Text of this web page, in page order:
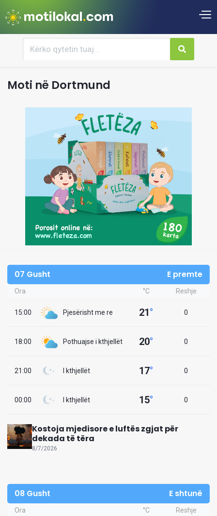
Moti në Dortmund
07 Gusht E premte
Ora °C Reshje
15:00 Pjesërisht me re 21° 0
18:00 Pothuajse i kthjellët 20° 0
21:00 I kthjellët 17° 0
00:00 I kthjellët 15° 0
Kostoja mjedisore e luftës zgjat për
dekada të tëra
8/7/2026
08 Gusht E shtunë
Ora °C Reshje